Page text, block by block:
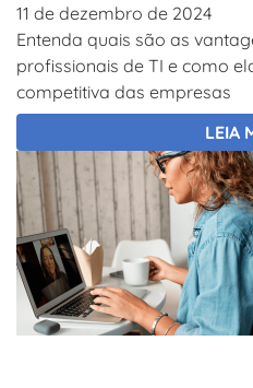
11 de dezembro de 2024
Entenda quais são as
profissionais de TI e como
competitiva das empresas
LEIA